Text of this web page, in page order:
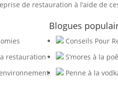
de restauration à l’aide de
restauration
Blogues
Conseils Pour
S’mores à la
Penne à la